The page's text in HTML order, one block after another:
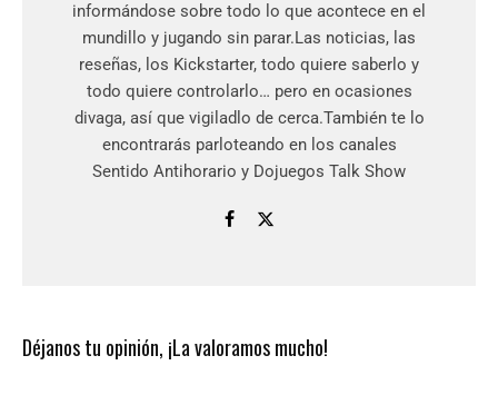
informándose sobre todo lo que acontece en el
mundillo y jugando sin parar.Las noticias, las
reseñas, los Kickstarter, todo quiere saberlo y
todo quiere controlarlo… pero en ocasiones
divaga, así que vigiladlo de cerca.También te lo
encontrarás parloteando en los canales
Sentido Antihorario y Dojuegos Talk Show
Déjanos tu opinión, ¡La valoramos mucho!